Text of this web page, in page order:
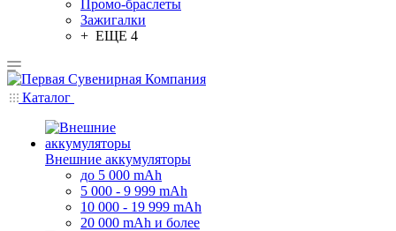
Промо-браслеты
Зажигалки
+ ЕЩЕ 4
Каталог
Внешние аккумуляторы
до 5 000 mAh
5 000 - 9 999 mAh
10 000 - 19 999 mAh
20 000 mAh и более